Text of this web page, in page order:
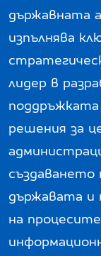
държавната
изпълнява
лидер в
поддръжката
решения за
държавата и
на